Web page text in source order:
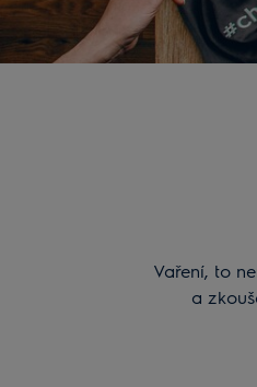
Vaření, to
a